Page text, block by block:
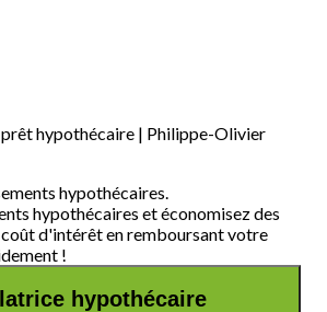
hypothécaire | Philippe-Olivier
hypothécaires.
hypothécaires et économisez des
d'intérêt en remboursant votre
!
hypothécaire